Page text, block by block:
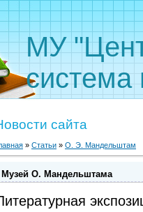
МУ
система
сайта
» Статьи » О. Э. Мандельштам
Музей О. Мандельштама